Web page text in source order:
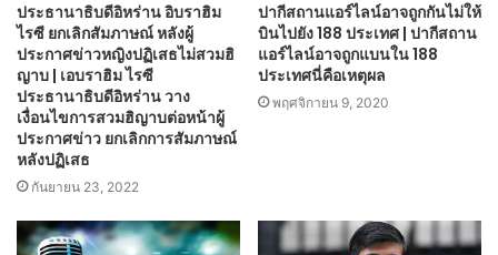
ประธานาธิบดีอิหร่าน อิบราฮิม
ไรซี ยกเลิกสัมภาษณ์ หลังผู้
ประกาศข่าวหญิงปฏิเสธไม่สวมฮิ
ญาบ | เอบราฮิม ไรซี
ประธานาธิบดีอิหร่าน วาง
เงื่อนไขการสวมฮิญาบต่อหน้าผู้
ประกาศข่าว ยกเลิกการสัมภาษณ์
หลังปฏิเสธ
กันยายน 23, 2022
ปากีสถานแอร์ไลน์อาจถูกกันไม่ให้
บินไปยัง 188 ประเทศ | ปากีสถาน
แอร์ไลน์อาจถูกแบนใน 188
ประเทศนี่คือเหตุผล
พฤศจิกายน 9, 2020